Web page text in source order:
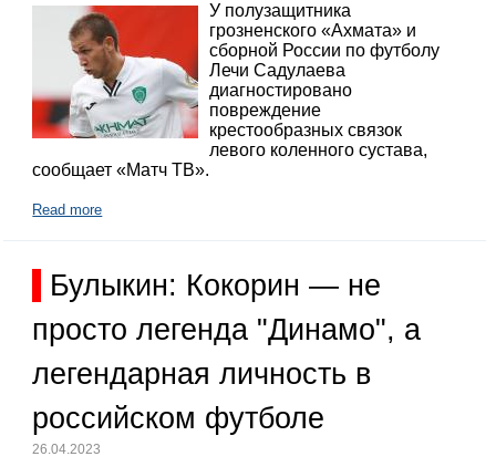
У полузащитника
грозненского «Ахмата» и
сборной России по футболу
Лечи Садулаева
диагностировано
повреждение
крестообразных связок
левого коленного сустава,
сообщает «Матч ТВ».
Read more
Булыкин: Кокорин — не
просто легенда "Динамо", а
легендарная личность в
российском футболе
26.04.2023